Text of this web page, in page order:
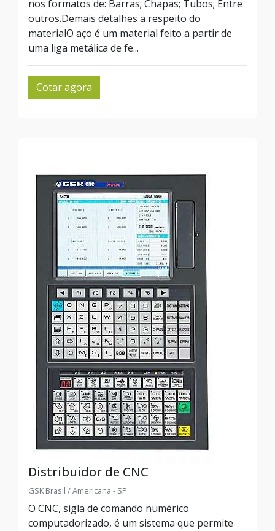
nos formatos de: Barras; Chapas; Tubos; Entre
outros.Demais detalhes a respeito do
materialO aço é um material feito a partir de
uma liga metálica de fe...
Cotar agora
Distribuidor de CNC
GSK Brasil / Americana - SP
O CNC, sigla de comando numérico
computadorizado, é um sistema que permite